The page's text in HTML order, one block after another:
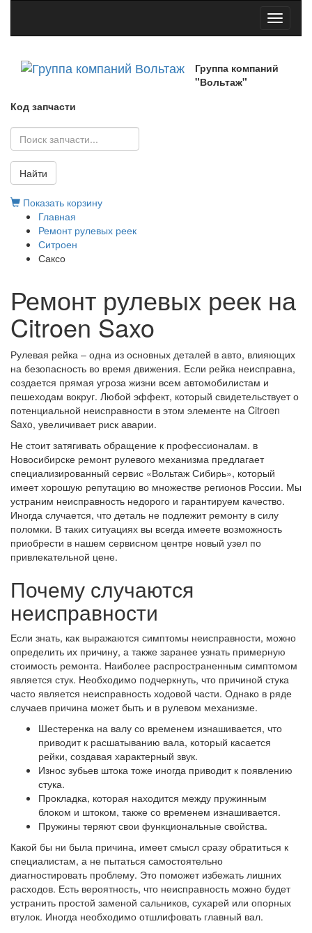
Toggle
Группа компаний
"Вольтаж"
Код запчасти
Найти
Показать корзину
Главная
Ремонт рулевых реек
Ситроен
Саксо
Ремонт рулевых реек на
Citroen Saxo
Рулевая рейка – одна из основных деталей в авто, влияющих
на безопасность во время движения. Если рейка неисправна,
создается прямая угроза жизни всем автомобилистам и
пешеходам вокруг. Любой эффект, который свидетельствует о
потенциальной неисправности в этом элементе на Citroen
Saxo, увеличивает риск аварии.
Не стоит затягивать обращение к профессионалам. в
Новосибирске ремонт рулевого механизма предлагает
специализированный сервис «Вольтаж Сибирь», который
имеет хорошую репутацию во множестве регионов России. Мы
устраним неисправность недорого и гарантируем качество.
Иногда случается, что деталь не подлежит ремонту в силу
поломки. В таких ситуациях вы всегда имеете возможность
приобрести в нашем сервисном центре новый узел по
привлекательной цене.
Почему случаются
неисправности
Если знать, как выражаются симптомы неисправности, можно
определить их причину, а также заранее узнать примерную
стоимость ремонта. Наиболее распространенным симптомом
является стук. Необходимо подчеркнуть, что причиной стука
часто является неисправность ходовой части. Однако в ряде
случаев причина может быть и в рулевом механизме.
Шестеренка на валу со временем изнашивается, что
приводит к расшатыванию вала, который касается
рейки, создавая характерный звук.
Износ зубьев штока тоже иногда приводит к появлению
стука.
Прокладка, которая находится между пружинным
блоком и штоком, также со временем изнашивается.
Пружины теряют свои функциональные свойства.
Какой бы ни была причина, имеет смысл сразу обратиться к
специалистам, а не пытаться самостоятельно
диагностировать проблему. Это поможет избежать лишних
расходов. Есть вероятность, что неисправность можно будет
устранить простой заменой сальников, сухарей или опорных
втулок. Иногда необходимо отшлифовать главный вал.